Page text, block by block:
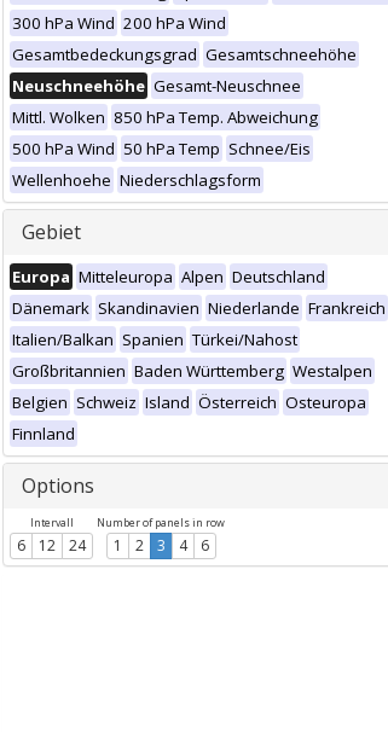
300 hPa Wind 200 hPa Wind
Gesamtbedeckungsgrad Gesamtschneehöhe
Neuschneehöhe Gesamt-Neuschnee
Mittl. Wolken 850 hPa Temp. Abweichung
500 hPa Wind 50 hPa Temp Schnee/Eis
Wellenhoehe Niederschlagsform
Gebiet
Europa Mitteleuropa Alpen Deutschland
Dänemark Skandinavien Niederlande Frankreich
Italien/Balkan Spanien Türkei/Nahost
Großbritannien Baden Württemberg Westalpen
Belgien Schweiz Island Österreich Osteuropa
Finnland
Options
Intervall
6 12 24
Number of panels in row
1 2 3 4 6